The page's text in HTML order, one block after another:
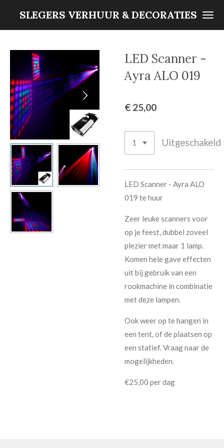
de
hoofdinhoud
SLEGERS VERHUUR & DECORATIES
LED Scanner -
Ayra ALO 019
€ 25,00
Uitgeschakeld
LED Scanner - Ayra ALO
019 te huur
Zeer leuke scanners voor
op je feest, dubbel zoveel
plezier met maar 1 lamp.
Komen hele gave effecten
uit bij gebruik van een
rookmachine in combinatie
met deze lampen.
Ook weer op te hangen in
een tent, of de plaatsen op
een statief. Vraag naar de
mogelijkheden.
€25,00 per dag